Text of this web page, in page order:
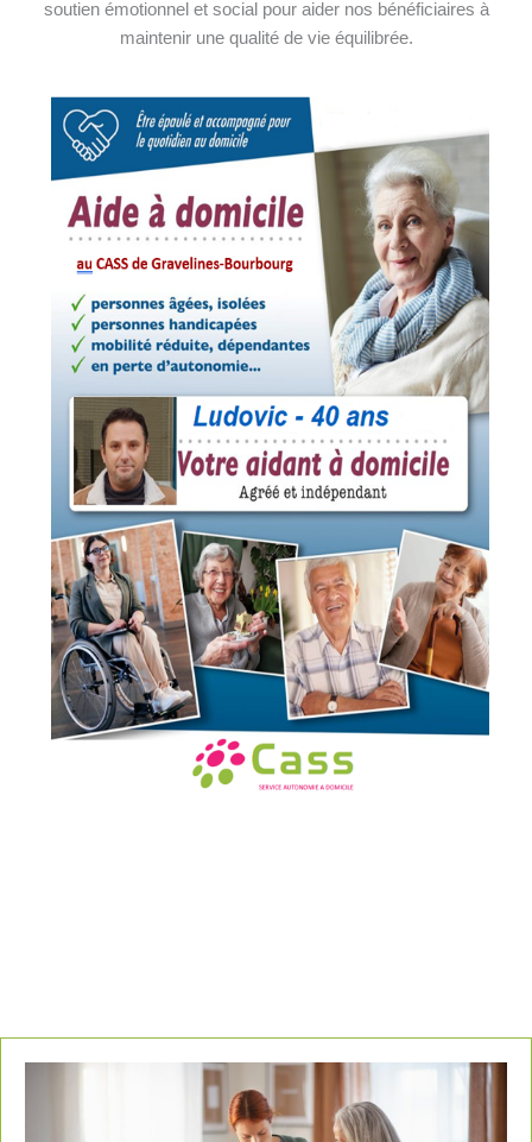
soutien émotionnel et social pour aider nos bénéficiaires à
maintenir une qualité de vie équilibrée.